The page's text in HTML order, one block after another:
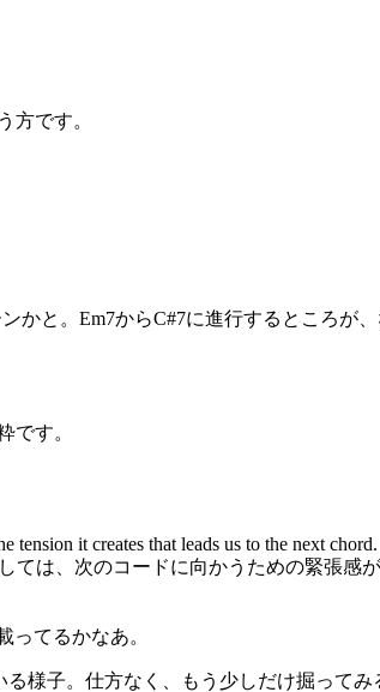
方です。
かと。Em7からC#7に進行するところが
です。
it creates that leads us to the next chord.
ては、次のコードに向かうための緊張感
てるかなあ。
様子。仕方なく、もう少しだけ掘ってみ